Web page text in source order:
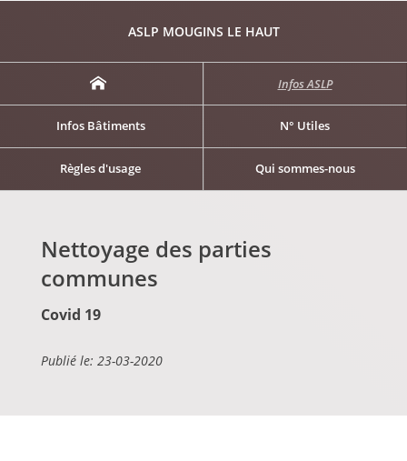
ASLP MOUGINS LE HAUT
Infos ASLP
Infos Bâtiments N° Utiles
Règles d'usage Qui sommes-nous
Nettoyage des parties
communes
Covid 19
Publié le: 23-03-2020